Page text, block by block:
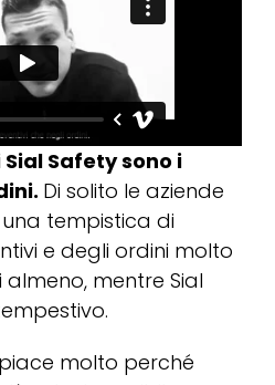
Safety sono i
Di solito le aziende
tempistica di
e degli ordini molto
mentre Sial
molto perché